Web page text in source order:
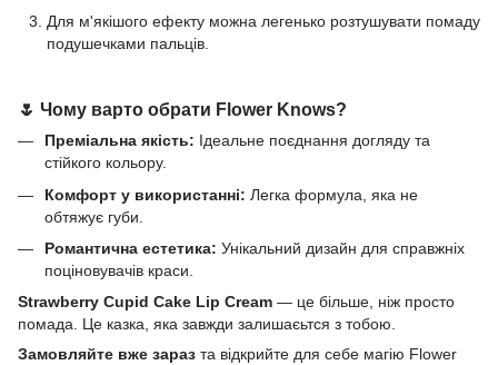
Для м'якішого ефекту можна легенько розтушувати помаду
подушечками пальців.
🌷 Чому варто обрати Flower Knows?
Преміальна якість: Ідеальне поєднання догляду та
стійкого кольору.
Комфорт у використанні: Легка формула, яка не
обтяжує губи.
Романтична естетика: Унікальний дизайн для справжніх
поціновувачів краси.
Strawberry Cupid Cake Lip Cream — це більше, ніж просто
помада. Це казка, яка завжди залишаєьтся з тобою.
Замовляйте вже зараз та відкрийте для себе магію Flower